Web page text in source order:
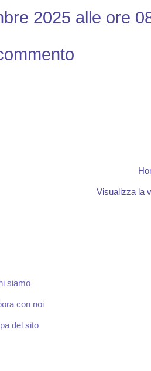
2025 alle ore
Visualizza la
siamo
con noi
del sito